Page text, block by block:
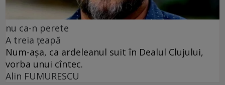
nu ca-n perete
A treia țeapă
Num-așa, ca ardeleanul suit în Dealul Clujului,
vorba unui cîntec.
Alin FUMURESCU